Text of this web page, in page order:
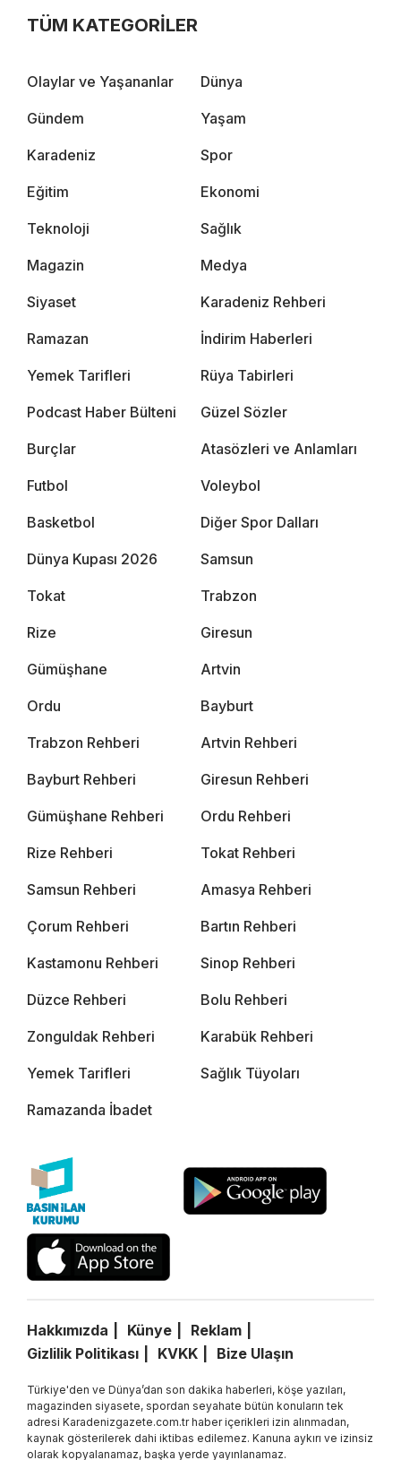
TÜM KATEGORİLER
Olaylar ve Yaşananlar Dünya
Gündem Yaşam
Karadeniz Spor
Eğitim Ekonomi
Teknoloji Sağlık
Magazin Medya
Siyaset Karadeniz Rehberi
Ramazan İndirim Haberleri
Yemek Tarifleri Rüya Tabirleri
Podcast Haber Bülteni Güzel Sözler
Burçlar Atasözleri ve Anlamları
Futbol Voleybol
Basketbol Diğer Spor Dalları
Dünya Kupası 2026 Samsun
Tokat Trabzon
Rize Giresun
Gümüşhane Artvin
Ordu Bayburt
Trabzon Rehberi Artvin Rehberi
Bayburt Rehberi Giresun Rehberi
Gümüşhane Rehberi Ordu Rehberi
Rize Rehberi Tokat Rehberi
Samsun Rehberi Amasya Rehberi
Çorum Rehberi Bartın Rehberi
Kastamonu Rehberi Sinop Rehberi
Düzce Rehberi Bolu Rehberi
Zonguldak Rehberi Karabük Rehberi
Yemek Tarifleri Sağlık Tüyoları
Ramazanda İbadet
Hakkımızda Künye
Reklam
Gizlilik Politikası
KVKK Bize Ulaşın
Türkiye'den ve Dünya’dan son dakika haberleri, köşe yazıları,
magazinden siyasete, spordan seyahate bütün konuların tek
adresi Karadenizgazete.com.tr haber içerikleri izin alınmadan,
kaynak gösterilerek dahi iktibas edilemez. Kanuna aykırı ve izinsiz
olarak kopyalanamaz, başka yerde yayınlanamaz.